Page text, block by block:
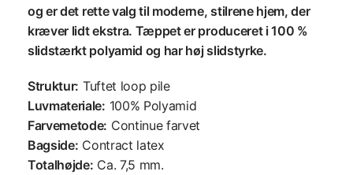
og er det rette valg til moderne, stilrene hjem, der
kræver lidt ekstra. Tæppet er produceret i 100 %
slidstærkt polyamid og har høj slidstyrke.
Struktur: Tuftet loop pile
Luvmateriale: 100% Polyamid
Farvemetode: Continue farvet
Bagside: Contract latex
Totalhøjde: Ca. 7,5 mm.